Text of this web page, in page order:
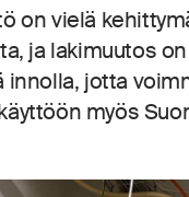
on vielä
ja lakimuutos
innolla, jotta
myös